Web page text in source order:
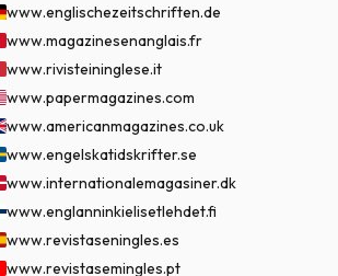
www.englischezeitschriften.de
www.magazinesenanglais.fr
www.rivisteininglese.it
www.papermagazines.com
www.americanmagazines.co.uk
www.engelskatidskrifter.se
www.internationalemagasiner.dk
www.englanninkielisetlehdet.fi
www.revistaseningles.es
www.revistasemingles.pt